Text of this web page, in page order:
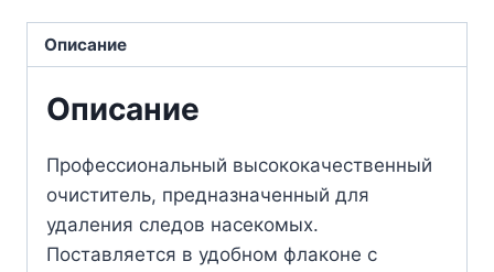
Описание
Описание
Профессиональный высококачественный
очиститель, предназначенный для
удаления следов насекомых.
Поставляется в удобном флаконе с